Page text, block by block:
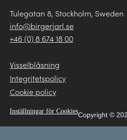
Tulegatan 8, Stockholm, Sweden
info@birgerjarl.se
+46 (0) 8 674 18 00
Visselblåsning
Integritetspolicy
Cookie policy
Inställningar för CookiesCopyright ©